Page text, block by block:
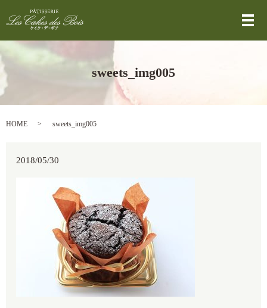
メ
sweets_img005
HOME sweets_img005
2018/05/30